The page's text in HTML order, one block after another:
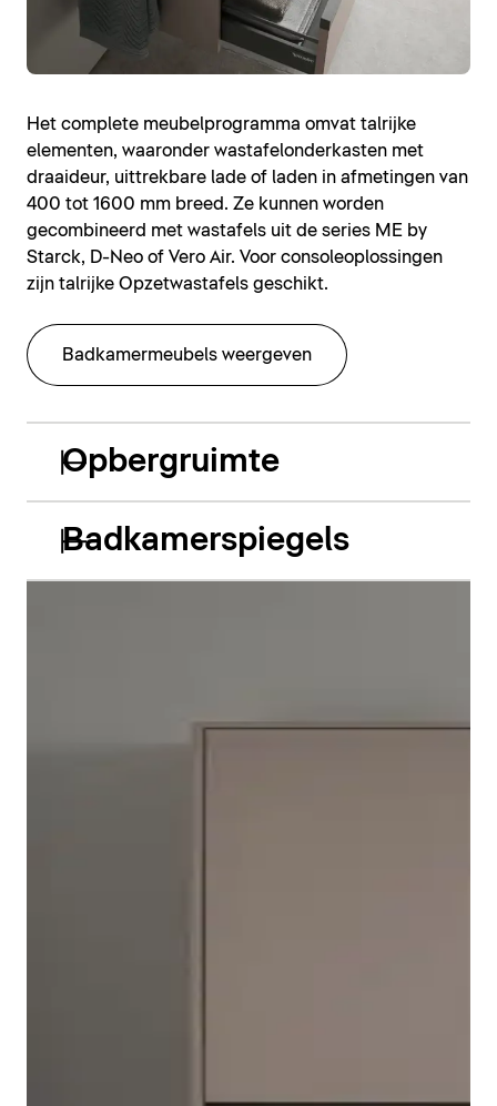
Het complete meubelprogramma omvat talrijke
elementen, waaronder wastafelonderkasten met
draaideur, uittrekbare lade of laden in afmetingen van
400 tot 1600 mm breed. Ze kunnen worden
gecombineerd met wastafels uit de series ME by
Starck, D-Neo of Vero Air. Voor consoleoplossingen
zijn talrijke Opzetwastafels geschikt.
Badkamermeubels weergeven
Opbergruimte
Badkamerspiegels